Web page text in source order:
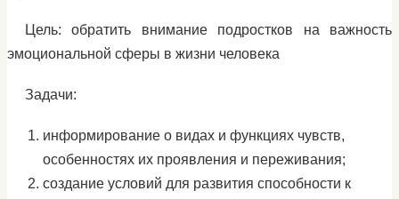
Цель: обратить внимание подростков на важность
эмоциональной сферы в жизни человека
Задачи:
информирование о видах и функциях чувств,
особенностях их проявления и переживания;
создание условий для развития способности к